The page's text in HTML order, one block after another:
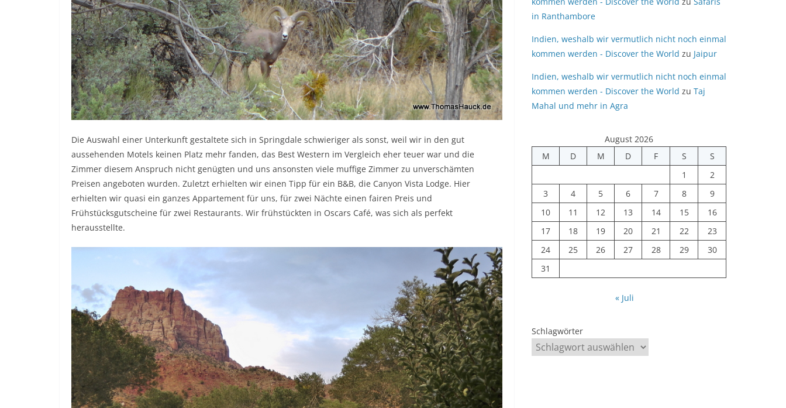
Die Auswahl einer Unterkunft gestaltete sich in Springdale schwieriger als sonst, weil wir in den gut
aussehenden Motels keinen Platz mehr fanden, das Best Western im Vergleich eher teuer war und die
Zimmer diesem Anspruch nicht genügten und uns ansonsten viele muffige Zimmer zu unverschämten
Preisen angeboten wurden. Zuletzt erhielten wir einen Tipp für ein B&B, die Canyon Vista Lodge. Hier
erhielten wir quasi ein ganzes Appartement für uns, für zwei Nächte einen fairen Preis und
Frühstücksgutscheine für zwei Restaurants. Wir frühstückten in Oscars Café, was sich als perfekt
herausstellte.
in Ranthambore
Indien, weshalb wir vermutlich nicht noch einmal
kommen werden - Discover the World zu Jaipur
Indien, weshalb wir vermutlich nicht noch einmal
kommen werden - Discover the World zu Taj
Mahal und mehr in Agra
August 2026
M
D M D F S
S
1
2
3
4 5 6 7 8
9
10
11 12 13 14 15
16
17
18 19 20 21 22
23
24
25 26 27 28 29
30
31
« Juli
Schlagwörter